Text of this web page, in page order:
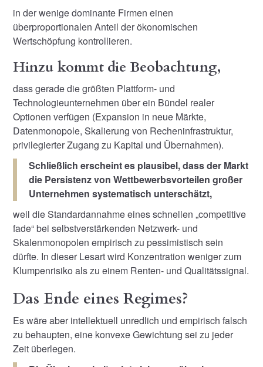
in der wenige dominante Firmen einen
überproportionalen Anteil der ökonomischen
Wertschöpfung kontrollieren.
Hinzu kommt die Beobachtung,
dass gerade die größten Plattform- und
Technologieunternehmen über ein Bündel realer
Optionen verfügen (Expansion in neue Märkte,
Datenmonopole, Skalierung von Recheninfrastruktur,
privilegierter Zugang zu Kapital und Übernahmen).
Schließlich erscheint es plausibel, dass der Markt
die Persistenz von Wettbewerbsvorteilen großer
Unternehmen systematisch unterschätzt,
weil die Standardannahme eines schnellen „competitive
fade“ bei selbstverstärkenden Netzwerk- und
Skalenmonopolen empirisch zu pessimistisch sein
dürfte. In dieser Lesart wird Konzentration weniger zum
Klumpenrisiko als zu einem Renten- und Qualitätssignal.
Das Ende eines Regimes?
Es wäre aber intellektuell unredlich und empirisch falsch
zu behaupten, eine konvexe Gewichtung sei zu jeder
Zeit überlegen.